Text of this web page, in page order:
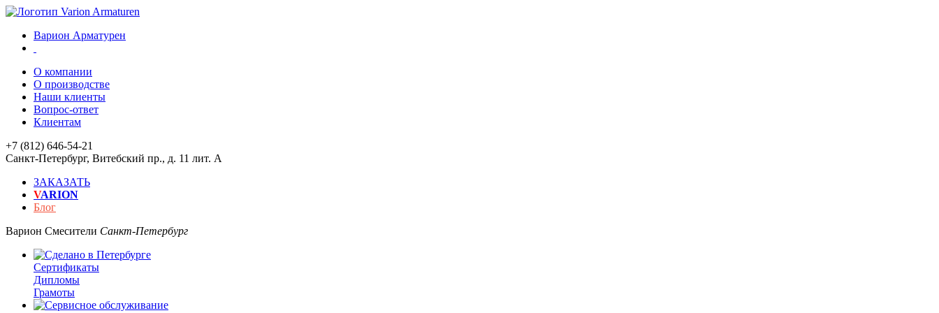
Варион Арматурен
О компании
О производстве
Наши клиенты
Вопрос-ответ
Клиентам
+7 (812) 646-54-21
Санкт-Петербург, Витебский пр., д. 11 лит. А
ЗАКАЗАТЬ
VARION
Блог
Варион Смесители Санкт-Петербург
Сертификаты
Дипломы
Грамоты